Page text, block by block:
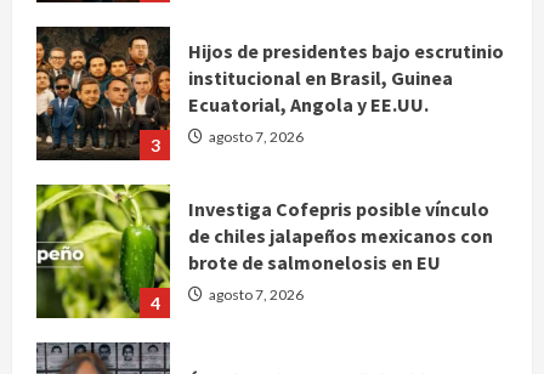
3
Hijos de presidentes bajo escrutinio
institucional en Brasil, Guinea
Ecuatorial, Angola y EE.UU.
agosto 7, 2026
4
Investiga Cofepris posible vínculo
de chiles jalapeños mexicanos con
brote de salmonelosis en EU
agosto 7, 2026